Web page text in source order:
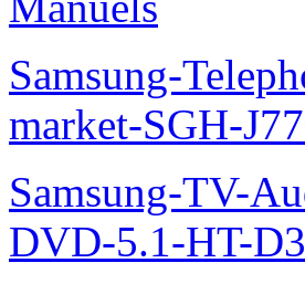
Samsung-
market-SGH-
Samsung-TV-
DVD-5.1-HT-